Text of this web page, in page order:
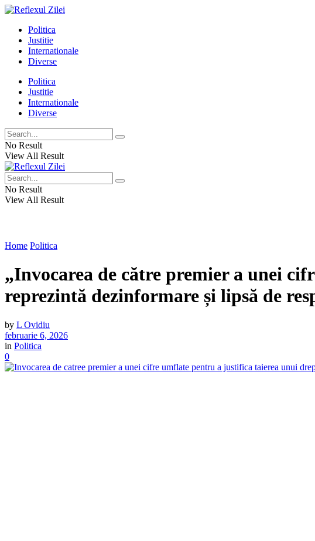
Politica
Justitie
Internationale
Diverse
Politica
Justitie
Internationale
Diverse
No Result
View All Result
No Result
View All Result
Home Politica
„Invocarea de către premier a unei
reprezintă dezinformare și lipsă de
by L Ovidiu
februarie 6, 2026
in Politica
0